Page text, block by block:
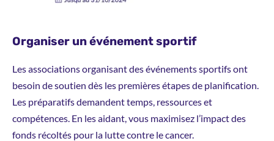
Organiser un événement sportif
Les associations organisant des événements sportifs ont
besoin de soutien dès les premières étapes de planification.
Les préparatifs demandent temps, ressources et
compétences. En les aidant, vous maximisez l’impact des
fonds récoltés pour la lutte contre le cancer.